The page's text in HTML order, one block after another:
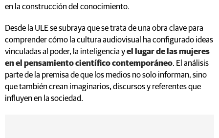
en la construcción del conocimiento.
Desde la ULE se subraya que se trata de una obra clave para
comprender cómo la cultura audiovisual ha configurado ideas
vinculadas al poder, la inteligencia yel lugar de las mujeres
en el pensamiento científico contemporáneo. El análisis
parte de la premisa de que los medios no solo informan, sino
que también crean imaginarios, discursos y referentes que
influyen en la sociedad.